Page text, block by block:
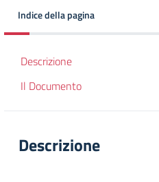
Indice della pagina
Descrizione
Il Documento
Descrizione